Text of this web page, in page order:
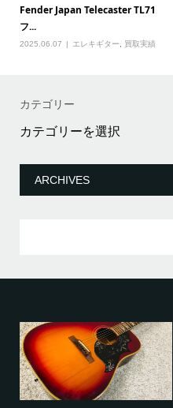
Fender Japan Telecaster TL71
フ...
2025.06.07 エレキギター 買取実績
カテゴリー
カ
テ
リ